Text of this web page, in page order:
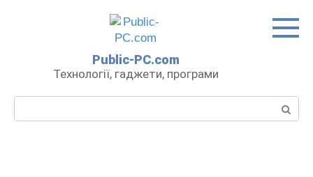
Public-PC.com
Технології, гаджети, програми